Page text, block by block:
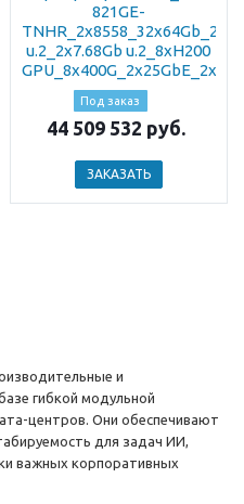
821GE-
u.2_2x7.68Gb u.2_8xH200
Под заказ
44 509 532 руб.
ЗАКАЗАТЬ
и
гибкой модульной
центров. Они обеспечивают
для задач ИИ,
важных корпоративных